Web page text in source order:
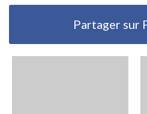
Partager sur